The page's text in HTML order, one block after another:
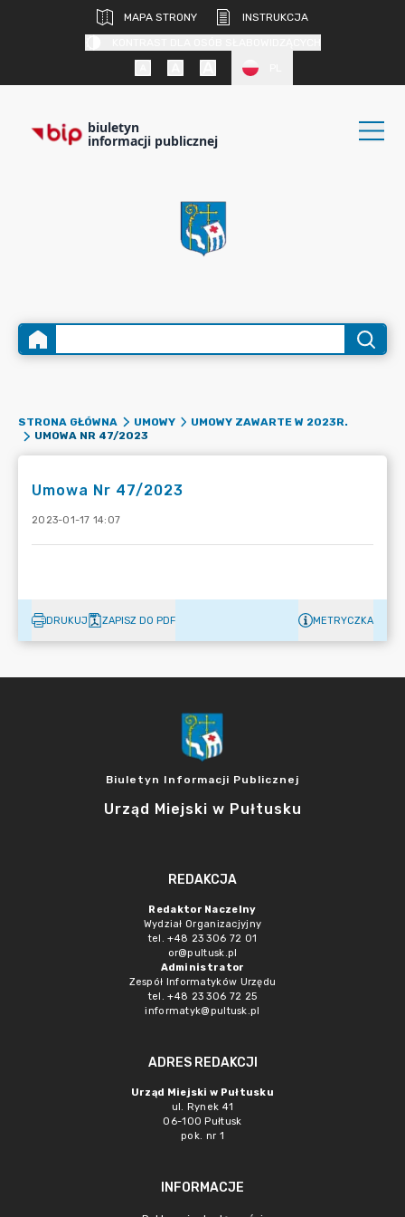
MAPA STRONY
INSTRUKCJA
biuletyn
informacji publicznej
STRONA GŁÓWNA UMOWY
UMOWY ZAWARTE W 2023R.
UMOWA NR 47/2023
Umowa Nr 47/2023
2023-01-17 14:07
DRUKUJ ZAPISZ DO PDF METRYCZKA
Biuletyn Informacji Publicznej
Urząd Miejski w Pułtusku
REDAKCJA
Redaktor Naczelny
Wydział Organizacjyjny
tel. +48 23 306 72 01
or@pultusk.pl
Administrator
Zespół Informatyków Urzędu
tel. +48 23 306 72 25
informatyk@pultusk.pl
ADRES REDAKCJI
Urząd Miejski w Pułtusku
ul. Rynek 41
06-100 Pułtusk
pok. nr 1
INFORMACJE